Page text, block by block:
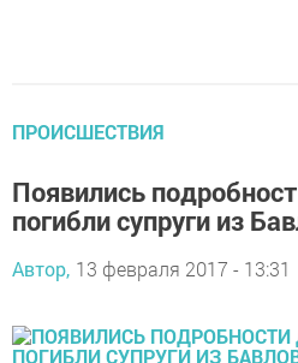
ПРОИСШЕСТВИЯ
Появились
погибли супруги из
Автор, 13 февраля 2017 - 13:31